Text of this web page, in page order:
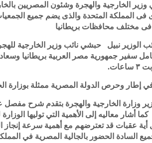
وزير الخارجية والهجرة وشئون المصريين
المملكة المتحدة والذى يضم جميع الجمعيات
فى مختلف محافظات بريطانيا
الوزير نبيل حبشي نائب وزير الخارجية
سفير جمهورية مصر العربية بريطانيا
في إطار وحرص الدولة المصرية ممثلة بوزارة
وزارة الخارجية والهجرة بتقدم شرح مفصل
كما أشار معاليه إلى الأهمية التي توليها
أية عقبات قد تعترضهم مع أهمية سرعة إنجاز
السادة الحضور بالجالية المصرية في